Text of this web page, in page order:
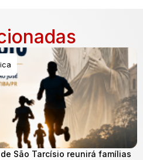
São Tarcísio reunirá famílias